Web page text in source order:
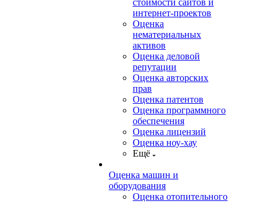
стоимости сайтов и
интернет-проектов
Оценка
нематериальных
активов
Оценка деловой
репутации
Оценка авторских
прав
Оценка патентов
Оценка программного
обеспечения
Оценка лицензий
Оценка ноу-хау
Ещё
Оценка машин и
оборудования
Оценка отопительного